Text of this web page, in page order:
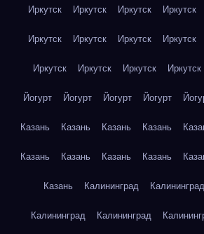
Иркутск Иркутск Иркутск Иркутск
Иркутск Иркутск Иркутск Иркутск
Иркутск Иркутск Иркутск Иркутск
Йогурт Йогурт Йогурт Йогурт
Казань Казань Казань Казань
Казань Казань Казань Казань
Казань Калининград Калининград
Калининград Калининград